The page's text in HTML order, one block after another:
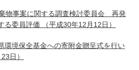
物事案に関する調査検討委員会 再発
る委員評価 （平成30年12月12日）
環境保全基金への寄附金贈呈式を行い
日）